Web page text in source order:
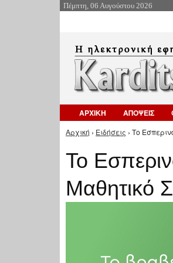
Πέμπτη, 06 Αυγούστου 2026
ΑΡΧΙΚΗ ΑΠΟΨΕΙΣ
Είστε εδώ
Αρχική › Ειδήσεις › Το
Το
Μαθητικό